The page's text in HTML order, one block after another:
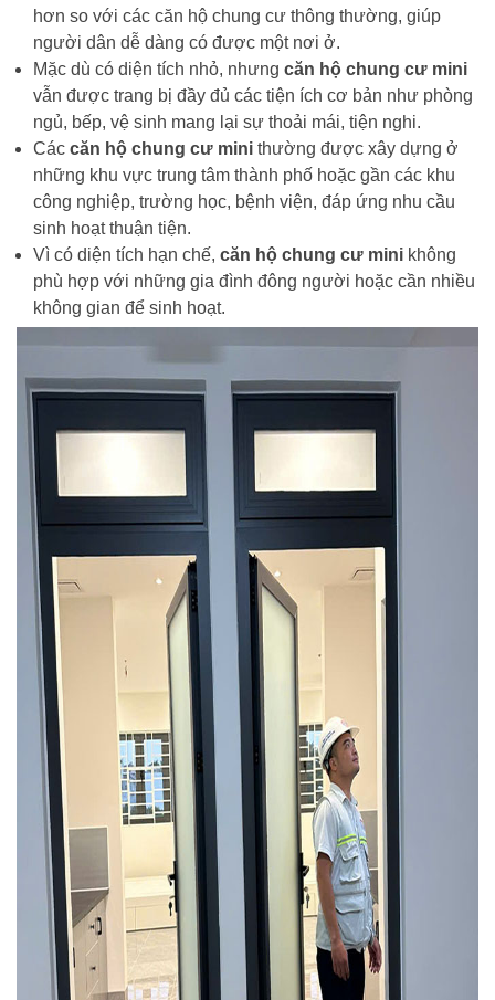
hơn so với các căn hộ chung cư thông thường, giúp
người dân dễ dàng có được một nơi ở.
Mặc dù có diện tích nhỏ, nhưng căn hộ chung cư mini
vẫn được trang bị đầy đủ các tiện ích cơ bản như phòng
ngủ, bếp, vệ sinh mang lại sự thoải mái, tiện nghi.
Các căn hộ chung cư mini thường được xây dựng ở
những khu vực trung tâm thành phố hoặc gần các khu
công nghiệp, trường học, bệnh viện, đáp ứng nhu cầu
sinh hoạt thuận tiện.
Vì có diện tích hạn chế, căn hộ chung cư mini không
phù hợp với những gia đình đông người hoặc cần nhiều
không gian để sinh hoạt.